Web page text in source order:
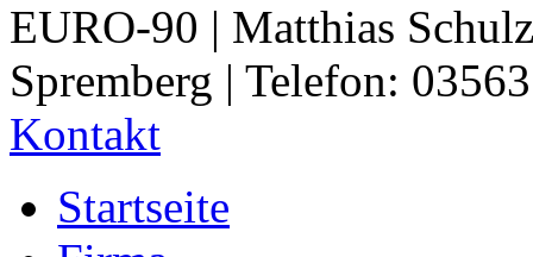
EURO-90 | Matthias
Spremberg | Telefon:
Kontakt
Startseite